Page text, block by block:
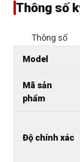
Thông số
Thông số
Model
Mã sản
phẩm
Độ chính xác